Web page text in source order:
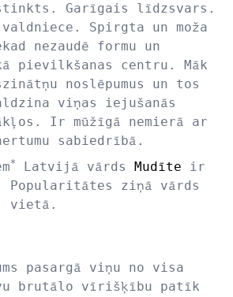
Garīgais līdzsvars.
Spirgta un moža
nezaudē formu un
pievilkšanas centru. Māk
noslēpumus un tos
viņas iejušanās
Ir mūžīgā nemierā ar
sabiedrībā.
* Latvijā vārds Mudīte ir
Popularitātes ziņā vārds
vietā.
pasargā viņu no visa
brutālo vīrišķību patīk